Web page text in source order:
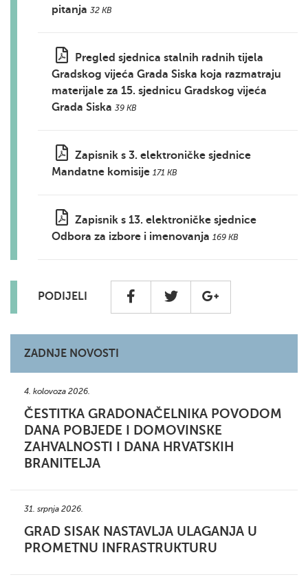
pitanja 32 KB
Pregled sjednica stalnih radnih tijela
Gradskog vijeća Grada Siska koja razmatraju
materijale za 15. sjednicu Gradskog vijeća
Grada Siska 39 KB
Zapisnik s 3. elektroničke sjednice
Mandatne komisije 171 KB
Zapisnik s 13. elektroničke sjednice
Odbora za izbore i imenovanja 169 KB
PODIJELI
ZADNJE NOVOSTI
4. kolovoza 2026.
ČESTITKA GRADONAČELNIKA POVODOM
DANA POBJEDE I DOMOVINSKE
ZAHVALNOSTI I DANA HRVATSKIH
BRANITELJA
31. srpnja 2026.
GRAD SISAK NASTAVLJA ULAGANJA U
PROMETNU INFRASTRUKTURU